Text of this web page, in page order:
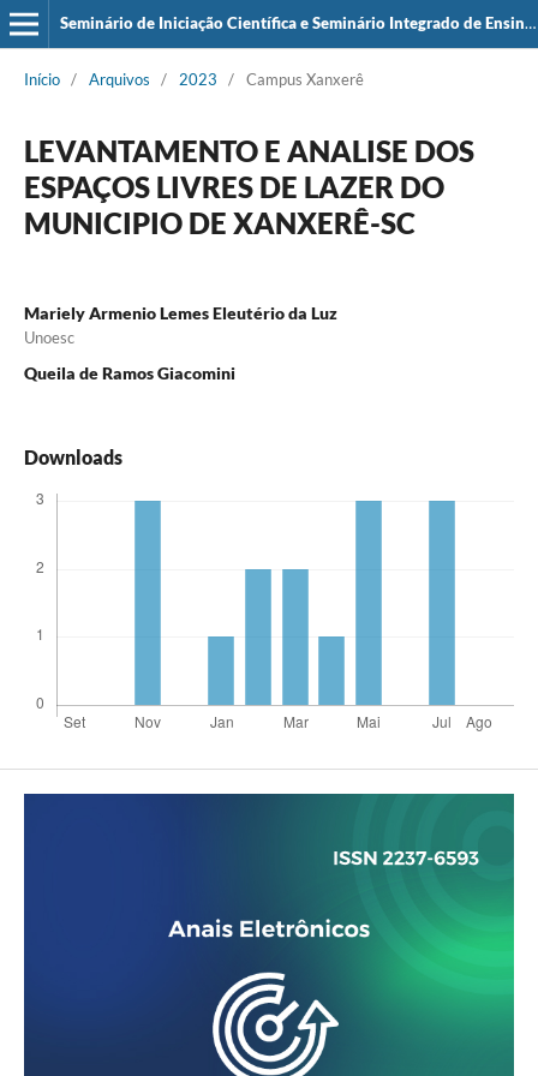
Seminário de Iniciação Científica e Seminário Integrado de Ensino, Pesquisa e Extensão (SIEPE)
Início / Arquivos / 2023 / Campus Xanxerê
LEVANTAMENTO E ANALISE DOS
ESPAÇOS LIVRES DE LAZER DO
MUNICIPIO DE XANXERÊ-SC
Mariely Armenio Lemes Eleutério da Luz
Unoesc
Queila de Ramos Giacomini
Downloads